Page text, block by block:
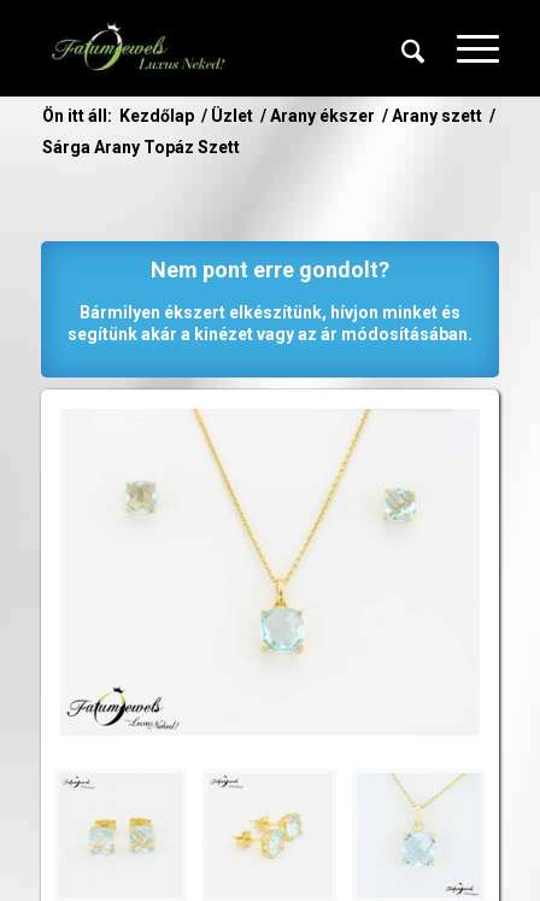
Ön itt áll: Kezdőlap / Üzlet / Arany ékszer / Arany szett /
Sárga Arany Topáz Szett
Nem pont erre gondolt?
Bármilyen ékszert elkészítünk, hívjon minket és
segítünk akár a kinézet vagy az ár módosításában.